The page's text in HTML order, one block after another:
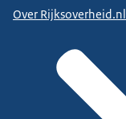
Over Rijksoverheid.nl